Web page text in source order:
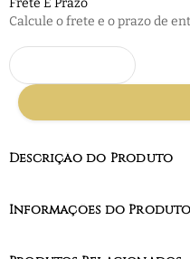
Frete E Prazo
Calcule o frete e o prazo de
Descrição do Produto
Informações do Produto